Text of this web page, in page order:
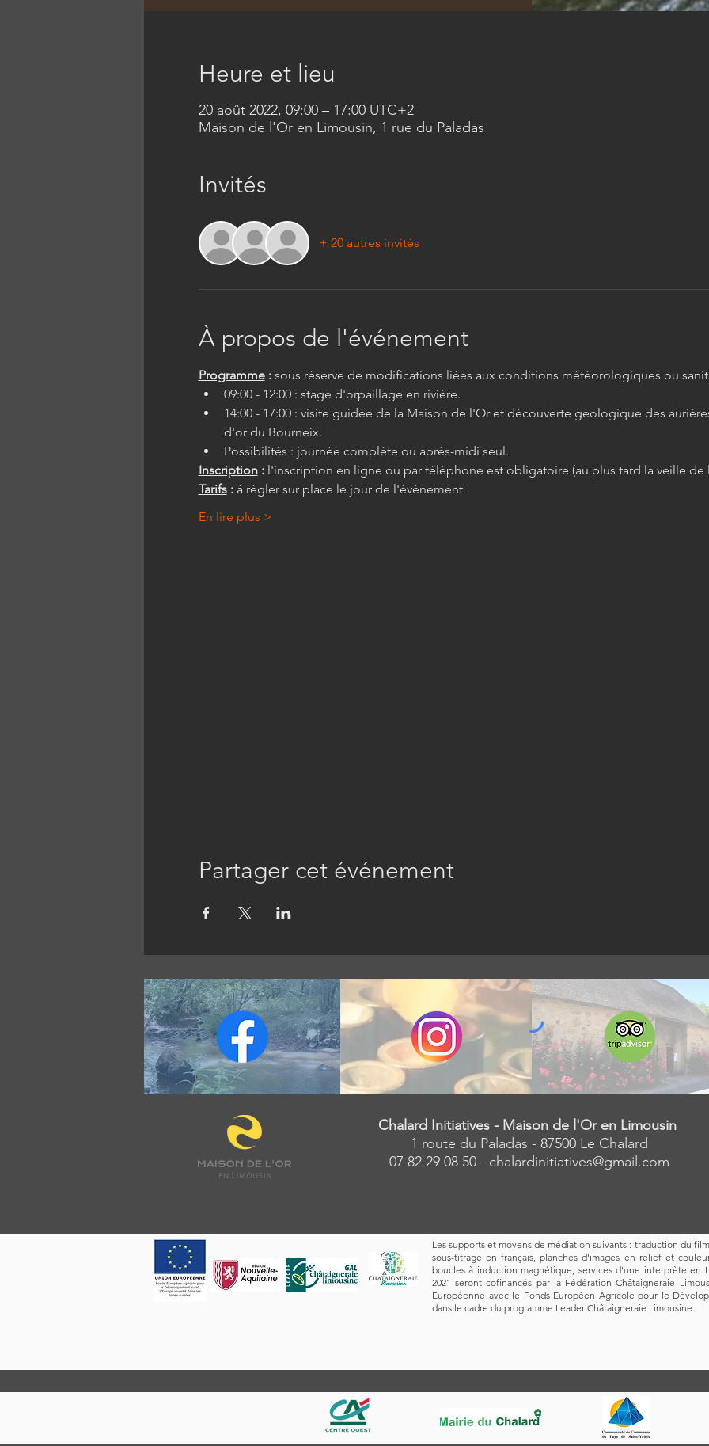
Heure et lieu
20 août 2022, 09:00 – 17:00 UTC+2
Maison de l'Or en Limousin, 1 rue du Paladas
Invités
+ 20 autres invités
À propos de l'événement
Programme : sous réserve de modifications liées aux conditions météorologiques ou
09:00 - 12:00 : stage d'orpaillage en rivière.
14:00 - 17:00 : visite guidée de la Maison de l'Or et découverte géologique des
d'or du Bourneix.
Possibilités : journée complète ou après-midi seul.
Inscription : l'inscription en ligne ou par téléphone est obligatoire (au plus tard la veille de
Tarifs : à régler sur place le jour de l'évènement
En lire plus >
Partager cet événement
Chalard Initiatives - Maison de l'Or en Limousin
1 route du Paladas - 87500 Le Chalard
07 82 29 08 50 - chalardinitiatives@gmail.com
Les supports et moyens de médiation suivants : traduction du
sous-titrage en français, planches d'images en relief et
boucles à induction magnétique, services d'une interprète en
2021 seront cofinancés par la Fédération Châtaigneraie
Européenne avec le Fonds Européen Agricole pour le
dans le cadre du programme Leader Châtaigneraie Limousine.